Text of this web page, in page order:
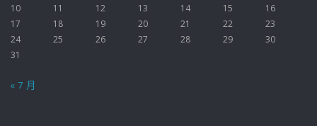
10
11 12 13 14 15
16
17
18 19 20 21 22
23
24
25 26 27 28 29
30
31
« 7 月